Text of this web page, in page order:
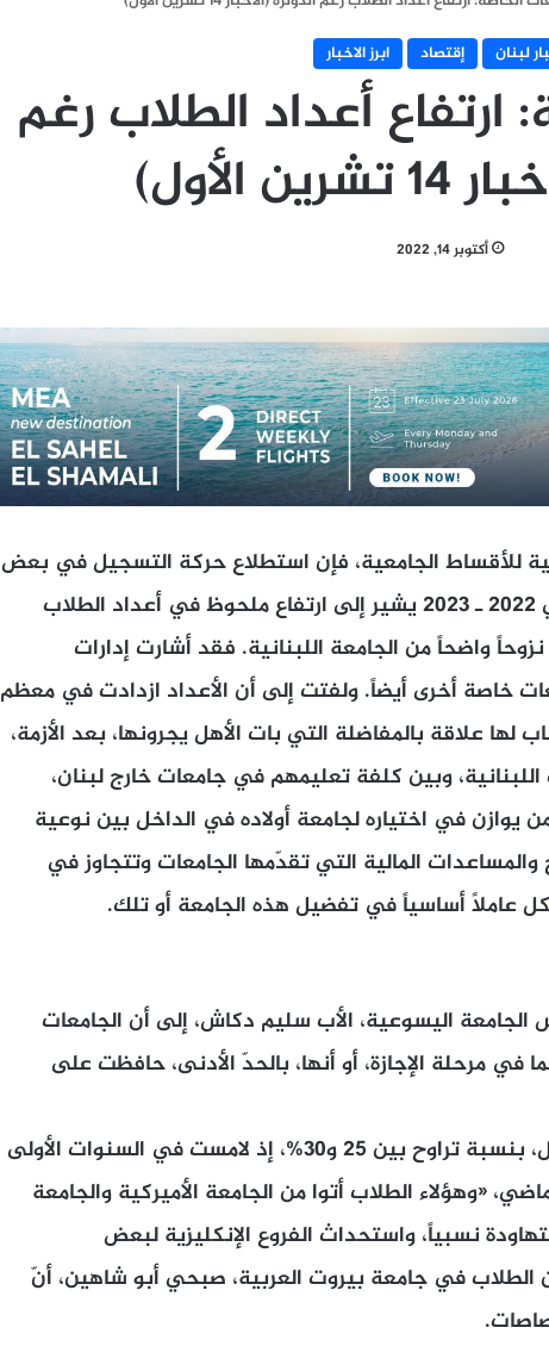
لبنان
إقتصاد ابرز الاخبار
ارتفاع أعداد الطلاب رغم
الأول)
أكتوبر 14, 2022
للأقساط الجامعية، فإن استطلاع حركة التسجيل في بعض
الجامعات الخاصة للعام الدراسي الحالي 2022 ـ 2023 يشير إلى ارتفاع ملحوظ في أعداد الطلاب
واضحاً من الجامعة اللبنانية. فقد أشارت إدارات
خاصة أخرى أيضاً. ولفتت إلى أن الأعداد ازدادت في معظم
لها علاقة بالمفاضلة التي بات الأهل يجرونها، بعد الأزمة،
وبين كلفة تعليمهم في جامعات خارج لبنان،
يوازن في اختياره لجامعة أولاده في الداخل بين نوعية
المالية التي تقدّمها الجامعات وتتجاوز في
اليسوعية، الأب سليم دكاش، إلى أن الجامعات
مرحلة الإجازة، أو أنها، بالحدّ الأدنى، حافظت على
في اليسوعية، ارتفعت الأعداد، كما قال، بنسبة تراوح بين 25 و30%، إذ لامست في السنوات الأولى
1600، في العام الماضي، «وهؤلاء الطلاب أتوا من الجامعة الأميركية والجامعة
نسبياً، واستحداث الفروع الإنكليزية لبعض
الطلاب في جامعة بيروت العربية، صبحي أبو شاهين، أنّ